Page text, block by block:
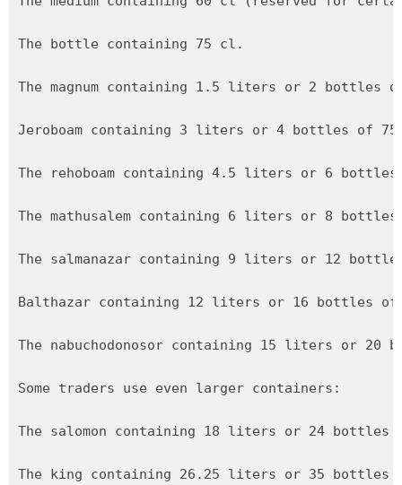
The bottle containing 75 cl.
The magnum containing 1.5 liters or 2 bottles
Jeroboam containing 3 liters or 4 bottles of
The rehoboam containing 4.5 liters or 6
The mathusalem containing 6 liters or 8
The salmanazar containing 9 liters or 12
Balthazar containing 12 liters or 16 bottles
The nabuchodonosor containing 15 liters or
Some traders use even larger containers:
The salomon containing 18 liters or 24
The king containing 26.25 liters or 35 bottles